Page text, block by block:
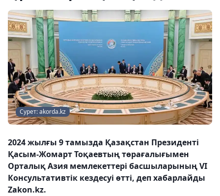
Сурет: akorda.kz
2024 жылғы 9 тамызда Қазақстан Президенті
Қасым-Жомарт Тоқаевтың төрағалығымен
Орталық Азия мемлекеттері басшыларының VI
Консультативтік кездесуі өтті, деп хабарлайды
Zakon.kz.